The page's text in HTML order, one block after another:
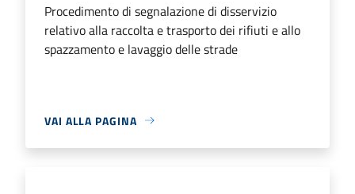
Procedimento di segnalazione di disservizio
relativo alla raccolta e trasporto dei rifiuti e allo
spazzamento e lavaggio delle strade
VAI ALLA PAGINA